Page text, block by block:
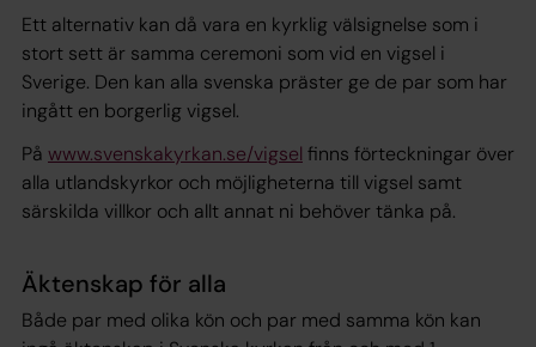
Ett alternativ kan då vara en kyrklig välsignelse som i
stort sett är samma ceremoni som vid en vigsel i
Sverige. Den kan alla svenska präster ge de par som har
ingått en borgerlig vigsel.
På www.svenskakyrkan.se/vigsel finns förteckningar över
alla utlandskyrkor och möjligheterna till vigsel samt
särskilda villkor och allt annat ni behöver tänka på.
Äktenskap för alla
Både par med olika kön och par med samma kön kan